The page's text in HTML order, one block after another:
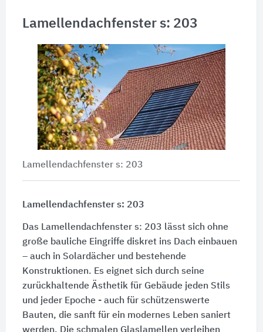
Lamellendachfenster s: 203
Lamellendachfenster s: 203
Lamellendachfenster s: 203
Das Lamellendachfenster s: 203 lässt sich ohne
große bauliche Eingriffe diskret ins Dach einbauen
– auch in Solardächer und bestehende
Konstruktionen. Es eignet sich durch seine
zurückhaltende Ästhetik für Gebäude jeden Stils
und jeder Epoche - auch für schützenswerte
Bauten, die sanft für ein modernes Leben saniert